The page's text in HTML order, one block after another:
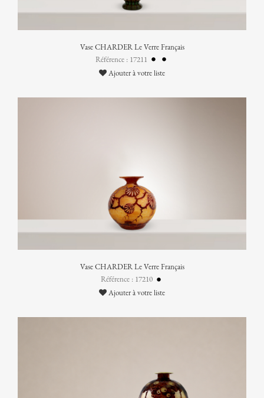
Vase CHARDER Le Verre Français
Référence : 17211
Ajouter à votre liste
Vase CHARDER Le Verre Français
Référence : 17210
Ajouter à votre liste